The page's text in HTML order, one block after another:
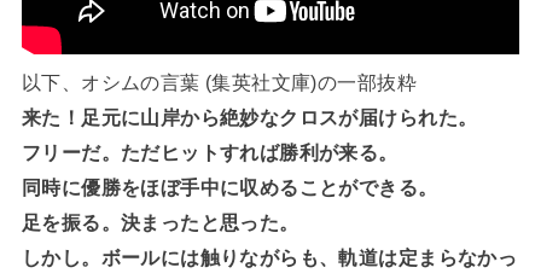
以下、オシムの言葉 (集英社文庫)の一部抜粋
来た！足元に山岸から絶妙なクロスが届けられた。
フリーだ。ただヒットすれば勝利が来る。
同時に優勝をほぼ手中に収めることができる。
足を振る。決まったと思った。
しかし。ボールには触りながらも、軌道は定まらなかっ